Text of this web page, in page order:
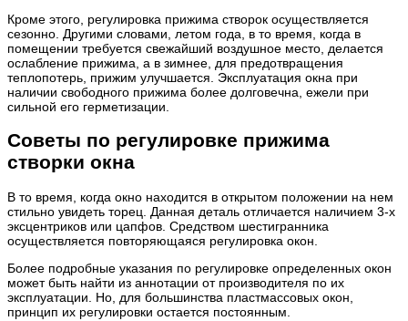
Кроме этого, регулировка прижима створок осуществляется
сезонно. Другими словами, летом года, в то время, когда в
помещении требуется свежайший воздушное место, делается
ослабление прижима, а в зимнее, для предотвращения
теплопотерь, прижим улучшается. Эксплуатация окна при
наличии свободного прижима более долговечна, ежели при
сильной его герметизации.
Советы по регулировке прижима
створки окна
В то время, когда окно находится в открытом положении на нем
стильно увидеть торец. Данная деталь отличается наличием 3-х
эксцентриков или цапфов. Средством шестигранника
осуществляется повторяющаяся регулировка окон.
Более подробные указания по регулировке определенных окон
может быть найти из аннотации от производителя по их
эксплуатации. Но, для большинства пластмассовых окон,
принцип их регулировки остается постоянным.